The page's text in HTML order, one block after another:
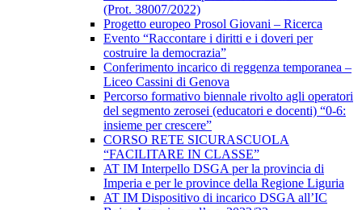
(Prot. 38007/2022)
Progetto europeo Prosol Giovani – Ricerca
Evento “Raccontare i diritti e i doveri per
costruire la democrazia”
Conferimento incarico di reggenza temporanea –
Liceo Cassini di Genova
Percorso formativo biennale rivolto agli operatori
del segmento zerosei (educatori e docenti) “0-6:
insieme per crescere”
CORSO RETE SICURASCUOLA
“FACILITARE IN CLASSE”
AT IM Interpello DSGA per la provincia di
Imperia e per le province della Regione Liguria
AT IM Dispositivo di incarico DSGA all’IC